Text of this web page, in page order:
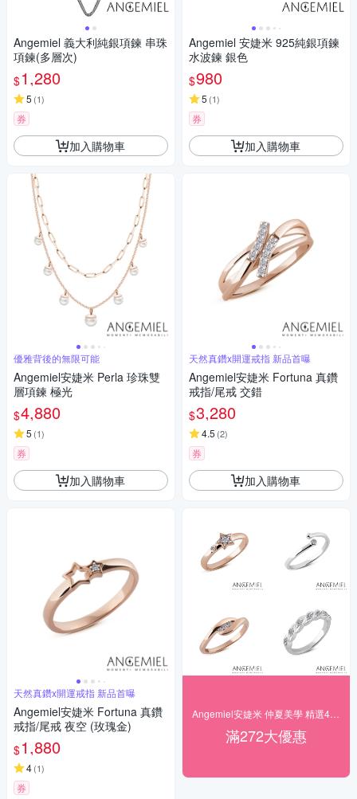
Angemiel 義大利純銀項鍊 串珠
項鍊(多層次)
$1,280
5 (1)
券
加入購物車
優雅背後的無限可能
Angemiel安婕米 Perla 珍珠雙
層項鍊 極光
$4,880
5 (1)
券
加入購物車
天然真鑽x開運戒指 新品首曝
Angemiel安婕米 Fortuna 真鑽
戒指/尾戒 夜空 (玫瑰金)
$1,880
4(1)
券
Angemiel 安婕米 925純銀項鍊
水波鍊 銀色
$980
5 (1)
券
加入購物車
天然真鑽x開運戒指 新品首曝
Angemiel安婕米 Fortuna 真鑽
戒指/尾戒 交錯
$3,280
4.5 (2)
券
加入購物車
滿272大優惠